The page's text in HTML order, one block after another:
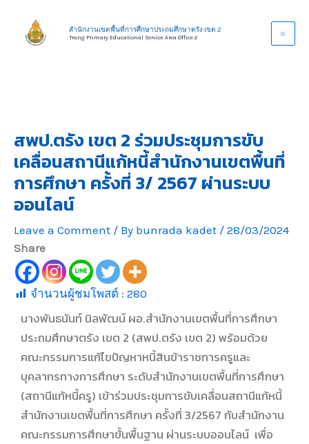
content
สำนักงานเขตพื้นที่การศึกษาประถมศึกษาตรัง เขต 2
Trang Primary Educational Service Area Office 2
สพป.ตรัง เขต 2 ร่วมประชุมการขับ
เคลื่อนสถานีแก้หนี้สำนักงานเขตพื้นที่
การศึกษา ครั้งที่ 3/ 2567 ผ่านระบบ
ออนไลน์
Leave a Comment / By bunrada kadet / 28/03/2024
Share
จำนวนผู้ชมโพสต์ : 280
นางพันธนันท์ นิลพัฒน์ ผอ.สำนักงานเขตพื้นที่การศึกษา
ประถมศึกษาตรัง เขต 2 (สพป.ตรัง เขต 2) พร้อมด้วย
คณะกรรมการแก้ไขปัญหาหนี้สินข้าราชการครูและ
บุคลากรทางการศึกษา ระดับสำนักงานเขตพื้นที่การศึกษา
(สถานีแก้หนี้ครู) เข้าร่วมประชุมการขับเคลื่อนสถานีแก้หนี้
สำนักงานเขตพื้นที่การศึกษา ครั้งที่ 3/2567 กับสำนักงาน
คณะกรรมการศึกษาขั้นพื้นฐาน ผ่านระบบออนไลน์ เพื่อ